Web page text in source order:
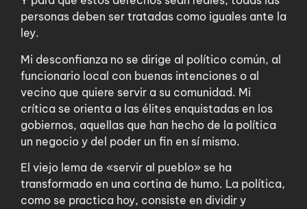
personas deben ser tratadas como iguales ante la
ley.
Mi desconfianza no se dirige al político común, al
funcionario local con buenas intenciones o al
vecino que quiere servir a su comunidad. Mi
crítica se orienta a las élites enquistadas en los
gobiernos, aquellas que han hecho de la política
un negocio y del poder un fin en sí mismo.
El viejo lema de «servir al pueblo» se ha
transformado en una cortina de humo. La política,
como se practica hoy, consiste en dividir y